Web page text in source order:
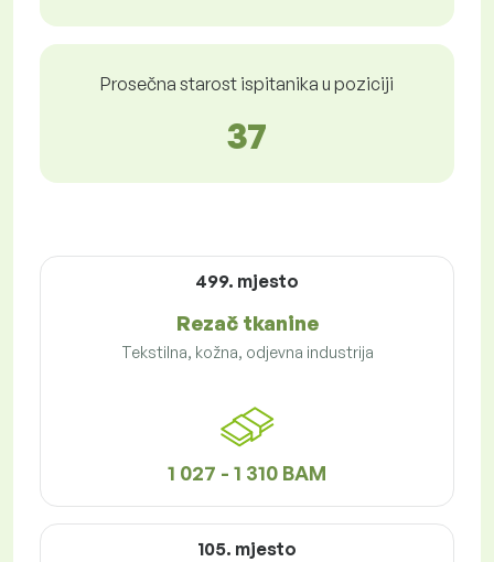
Prosečna starost ispitanika u poziciji
37
499. mjesto
Rezač tkanine
Tekstilna, kožna, odjevna industrija
1 027 - 1 310 BAM
105. mjesto